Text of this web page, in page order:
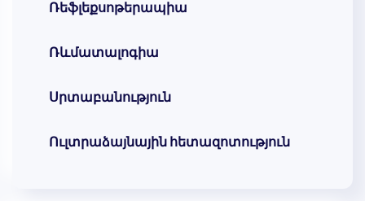
Ռեֆլեքսոթերապիա
Ռևմատալոգիա
Սրտաբանություն
Ուլտրաձայնային հետազոտություն